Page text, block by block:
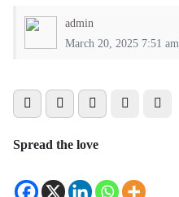
admin
March 20, 2025 7:51 am
Spread the love